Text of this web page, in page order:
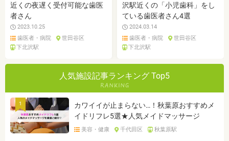
近くの夜遅く受付可能な歯医
者さん
2023.10.25
歯医者・病院
世田谷区
下北沢駅
沢駅近くの「小児歯科」をし
ている歯医者さん4選
2024.03.14
歯医者・病院
世田谷区
下北沢駅
人気施設記事ランキング Top5
1
カワイイが止まらない…！秋葉原おすすめメ
イドリフレ5選★人気メイドマッサージ
美容・健康 千代田区 秋葉原駅